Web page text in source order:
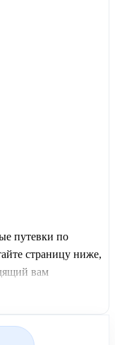
путевки по
страницу ниже,
вам